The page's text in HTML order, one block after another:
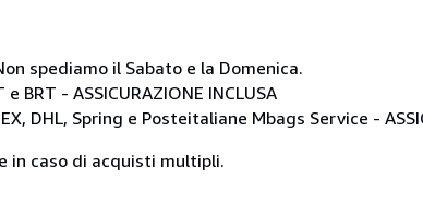
spediamo il Sabato e la Domenica.
- ASSICURAZIONE INCLUSA
DHL, Spring e Posteitaliane Mbags Service -
in caso di acquisti multipli.